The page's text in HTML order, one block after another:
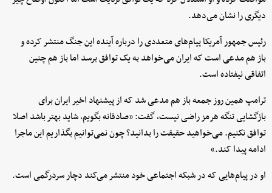
دیگری را نشان می‌دهد.
رئیس جمهور آمریکا پیام‌های متعددی را درباره آینده این جنگ منتشر کرده و
باز هم مدعی است که ایران می‌خواهد به یک توافق برسد اما باز هم چنین
اتفاقی نیفتاده است.
ترامپ همین روز جمعه باز هم مدعی شد که از پیشنهاد اخیر ایران برای
بازگشایی تنگه هرمز راضی نیست، گفت: «صادقانه بگویم، شاید بهتر باشد اصلا
توافق نکنیم. می‌خواهید حقیقت را بدانید؟ چون نمی‌توانیم بگذاریم این ماجرا
ادامه پیدا کند.»
او در پیام‌هایی که در شبکه اجتماعی خود منتشر می‌کند دچار سردرگمی است.